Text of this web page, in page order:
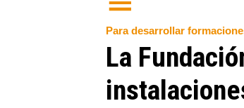
Para desarrollar
La